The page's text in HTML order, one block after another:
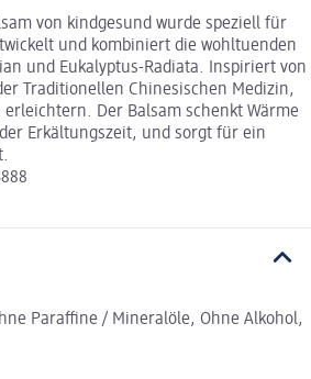
von kindgesund wurde speziell für
und kombiniert die wohltuenden
und Eukalyptus-Radiata. Inspiriert von
Traditionellen Chinesischen Medizin,
Der Balsam schenkt Wärme
Erkältungszeit, und sorgt für ein
Paraffine / Mineralöle, Ohne Alkohol,